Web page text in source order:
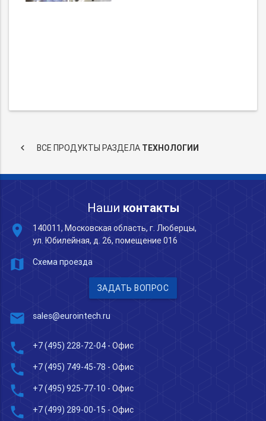
keyboard_arrow_left ВСЕ ПРОДУКТЫ РАЗДЕЛА ТЕХНОЛОГИИ
Наши контакты
place
140011, Московская область, г. Люберцы,
ул. Юбилейная, д. 26, помещение 016
map Схема проезда
ЗАДАТЬ ВОПРОС
mail sales@eurointech.ru
phone +7 (495) 228-72-04 - Офис
phone +7 (495) 749-45-78 - Офис
phone +7 (495) 925-77-10 - Офис
phone +7 (499) 289-00-15 - Офис